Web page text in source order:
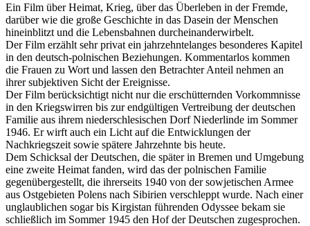
Ein Film über Heimat, Krieg, über das Überleben in der Fremde,
darüber wie die große Geschichte in das Dasein der Menschen
hineinblitzt und die Lebensbahnen durcheinanderwirbelt.
Der Film erzählt sehr privat ein jahrzehntelanges besonderes Kapitel
in den deutsch-polnischen Beziehungen. Kommentarlos kommen
die Frauen zu Wort und lassen den Betrachter Anteil nehmen an
ihrer subjektiven Sicht der Ereignisse.
Der Film berücksichtigt nicht nur die erschütternden Vorkommnisse
in den Kriegswirren bis zur endgültigen Vertreibung der deutschen
Familie aus ihrem niederschlesischen Dorf Niederlinde im Sommer
1946. Er wirft auch ein Licht auf die Entwicklungen der
Nachkriegszeit sowie spätere Jahrzehnte bis heute.
Dem Schicksal der Deutschen, die später in Bremen und Umgebung
eine zweite Heimat fanden, wird das der polnischen Familie
gegenübergestellt, die ihrerseits 1940 von der sowjetischen Armee
aus Ostgebieten Polens nach Sibirien verschleppt wurde. Nach einer
unglaublichen sogar bis Kirgistan führenden Odyssee bekam sie
schließlich im Sommer 1945 den Hof der Deutschen zugesprochen.